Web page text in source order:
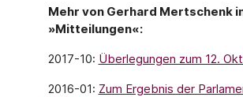
Mehr von Gerhard Mertschenk
»Mitteilungen«:
2017-10: Überlegungen zum 12.
2016-01: Zum Ergebnis der